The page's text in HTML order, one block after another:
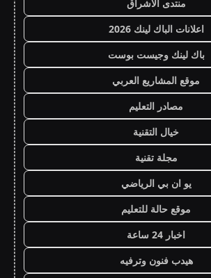
منتدى الاشراق
اعلانات الباك لينك 2026
باك لينك وجيست بوست
موقع المشاريع العربي
مصادر التعليم
خيال التقنية
مجلة تقنية
يو ان بي الرياضي
موقع حالة للتعليم
اخبار 24 ساعة
هيدب فنون وترفيه